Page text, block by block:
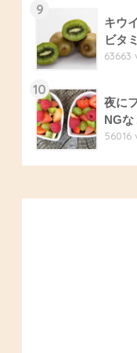
9
キウ
ビタ
63663
10
夜に
NGな
56016